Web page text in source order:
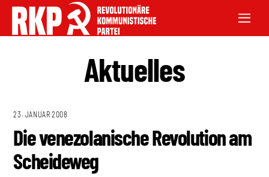
Aktuelles
23. JANUAR 2008
Die venezolanische Revolution am
Scheideweg